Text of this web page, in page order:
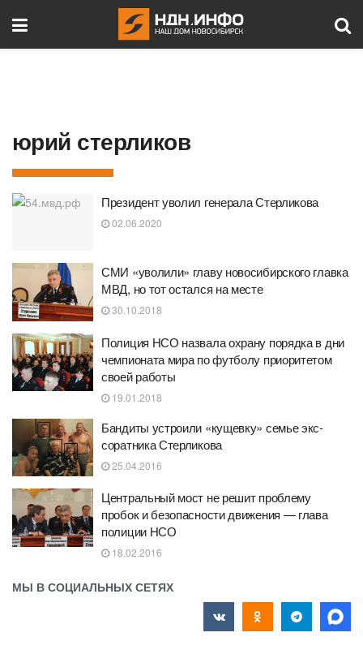
юрий стерликов
Президент уволил генерала Стерликова
02.06.2020
СМИ «уволили» главу новосибирского главка
МВД, но тот остался на месте
30.10.2018
Полиция НСО назвала охрану порядка в дни
чемпионата мира по футболу приоритетом
своей работы
19.01.2018
Бандиты устроили «кущевку» семье экс-
соратника Стерликова
25.04.2016
Центральный мост не решит проблему
пробок и безопасности движения — глава
полиции НСО
18.02.2016
МЫ В СОЦИАЛЬНЫХ СЕТЯХ